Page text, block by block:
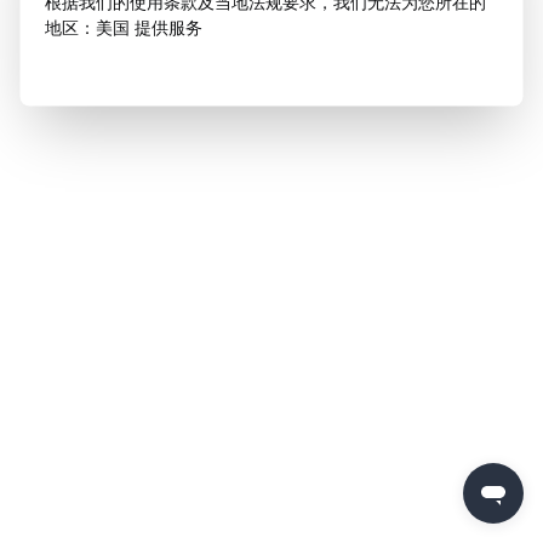
地区：美国 提供服务